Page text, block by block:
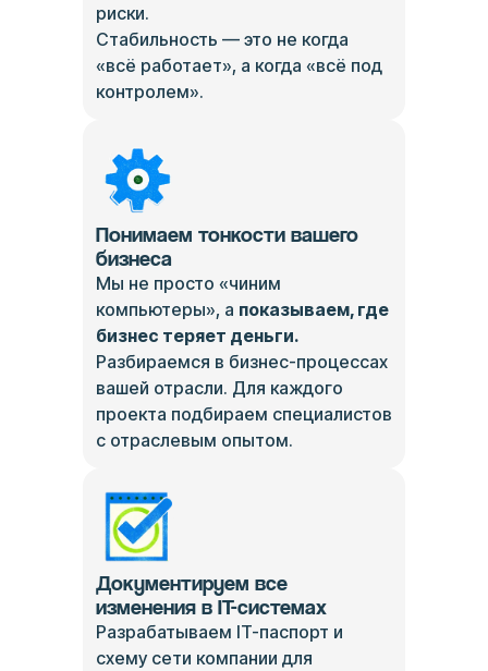
риски.
Стабильность — это не когда
«всё работает», а когда «всё под
контролем».
Понимаем тонкости вашего
бизнеса
Мы не просто «чиним
компьютеры», а показываем, где
бизнес теряет деньги.
Разбираемся в бизнес-процессах
вашей отрасли. Для каждого
проекта подбираем специалистов
с отраслевым опытом.
Документируем все
изменения в IT-системах
Разрабатываем IT-паспорт и
схему сети компании для